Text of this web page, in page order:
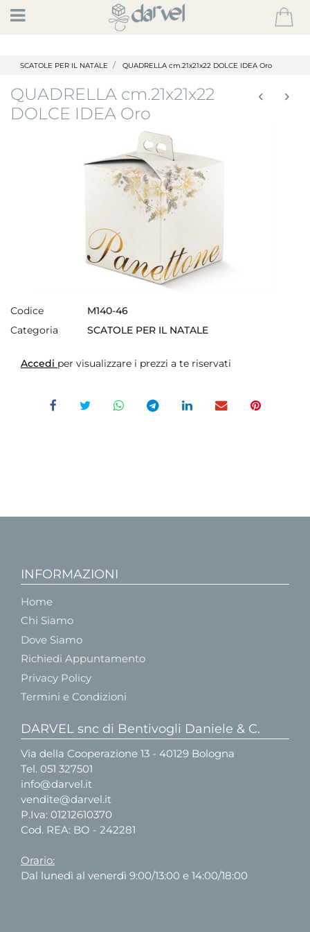
Open
SCATOLE PER IL NATALE QUADRELLA cm.21x21x22 DOLCE IDEA Oro
QUADRELLA cm.21x21x22
DOLCE IDEA Oro
Codice
M140-46
Categoria
SCATOLE PER IL NATALE
Accedi per visualizzare i prezzi a te riservati
INFORMAZIONI
Home
Chi Siamo
Dove Siamo
Richiedi Appuntamento
Privacy Policy
Termini e Condizioni
DARVEL snc di Bentivogli Daniele & C.
Via della Cooperazione 13 - 40129 Bologna
Tel. 051 327501
info@darvel.it
vendite@darvel.it
P.Iva: 01212610370
Cod. REA: BO - 242281
Orario:
Dal lunedì al venerdì 9:00/13:00 e 14:00/18:00